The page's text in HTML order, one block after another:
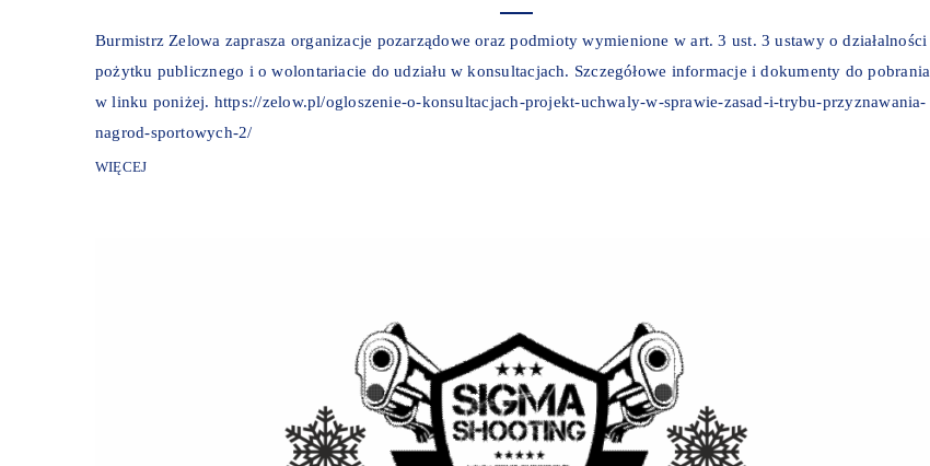
Burmistrz Zelowa zaprasza organizacje pozarządowe oraz podmioty wymienione w art. 3 ust. 3 ustawy o działalności
pożytku publicznego i o wolontariacie do udziału w konsultacjach. Szczegółowe informacje i dokumenty do pobrania
w linku poniżej. https://zelow.pl/ogloszenie-o-konsultacjach-projekt-uchwaly-w-sprawie-zasad-i-trybu-przyznawania-
nagrod-sportowych-2/
WIĘCEJ